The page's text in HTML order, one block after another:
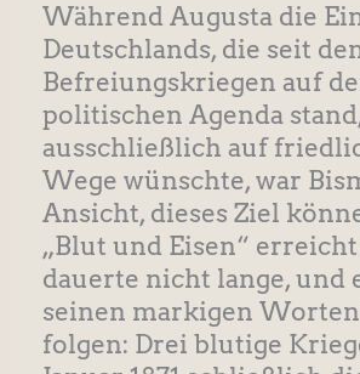
Während Augusta die
Deutschlands, die seit
Befreiungskriegen auf
politischen Agenda
ausschließlich auf
Wege wünschte, war
Ansicht, dieses Ziel
„Blut und Eisen“
dauerte nicht lange, und
seinen markigen
folgen: Drei blutige